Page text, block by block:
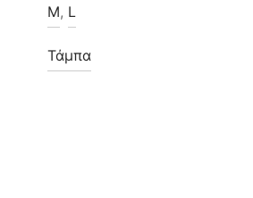
M, L
Τάμπα